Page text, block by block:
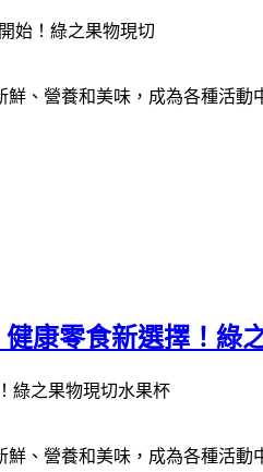
、營養和美味，成為各種活動
康零食新選擇！綠
、營養和美味，成為各種活動